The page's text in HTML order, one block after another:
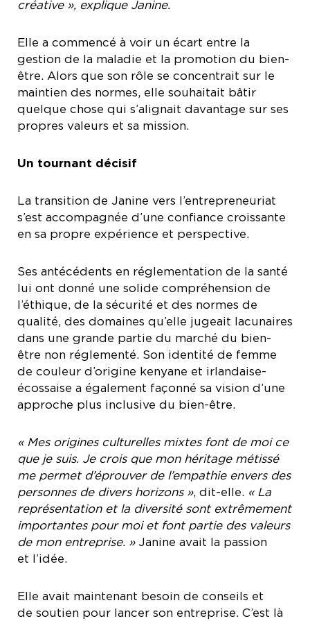
créative », explique Janine.
Elle a commencé à voir un écart entre la
gestion de la maladie et la promotion du bien-
être. Alors que son rôle se concentrait sur le
maintien des normes, elle souhaitait bâtir
quelque chose qui s’alignait davantage sur ses
propres valeurs et sa mission.
Un tournant décisif
La transition de Janine vers l’entrepreneuriat
s’est accompagnée d’une confiance croissante
en sa propre expérience et perspective.
Ses antécédents en réglementation de la santé
lui ont donné une solide compréhension de
l’éthique, de la sécurité et des normes de
qualité, des domaines qu’elle jugeait lacunaires
dans une grande partie du marché du bien-
être non réglementé. Son identité de femme
de couleur d’origine kenyane et irlandaise-
écossaise a également façonné sa vision d’une
approche plus inclusive du bien-être.
« Mes origines culturelles mixtes font de moi ce
que je suis. Je crois que mon héritage métissé
me permet d’éprouver de l’empathie envers des
personnes de divers horizons », dit-elle. « La
représentation et la diversité sont extrêmement
importantes pour moi et font partie des valeurs
de mon entreprise. »Janine avait la passion
et l’idée.
Elle avait maintenant besoin de conseils et
de soutien pour lancer son entreprise. C’est là